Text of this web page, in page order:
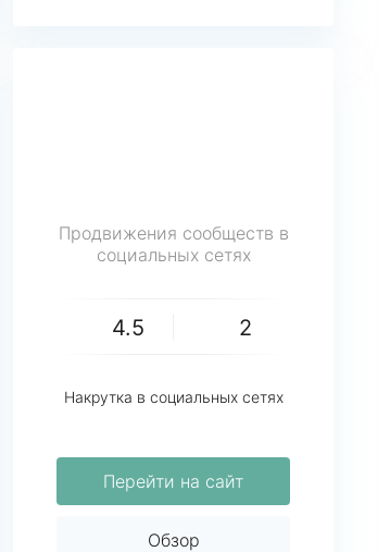
Продвижения сообществ в
социальных сетях
4.5 2
Накрутка в социальных сетях
Перейти на сайт
Обзор